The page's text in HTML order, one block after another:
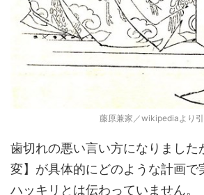
藤原兼家／wikipediaより
歯切れの悪い言い方になりました
変】が具体的にどのような計画で
ハッキリとは伝わっていません。